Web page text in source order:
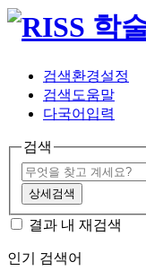
검색환경설정
검색도움말
다국어입력
검색
상세검색
결과 내 재검색
인기 검색어